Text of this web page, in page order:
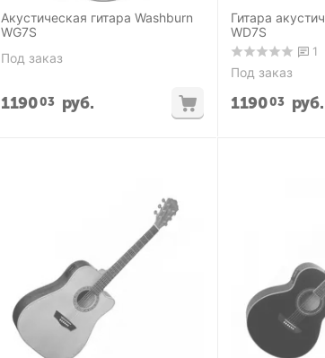
Акустическая гитара Washburn
WG7S
Под заказ
119003 руб.
Гитара
WD7S
1
Под заказ
119003 руб.